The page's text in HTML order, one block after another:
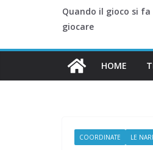
Quando il gioco si
giocare
HOME
COORDINATE LE